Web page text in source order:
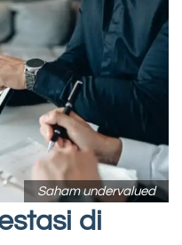
Saham undervalued
di